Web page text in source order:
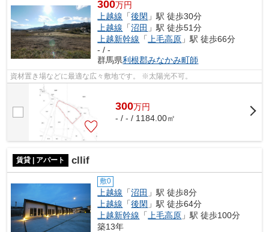
300万円
上越線 「後閑 」駅 徒歩30分
上越線 「沼田 」駅 徒歩51分
上越新幹線 「 上毛高原 」駅 徒歩66分
- / -
群馬県利根郡みなかみ町師
資材置き場などに最適な広々敷地です。 ※太陽光不可。
300万円
- / - / 1184.00㎡
賃貸 | アパート cllif
敷0
上越線 「沼田 」駅 徒歩8分
上越線 「後閑 」駅 徒歩64分
上越新幹線 「 上毛高原 」駅 徒歩100分
築13年